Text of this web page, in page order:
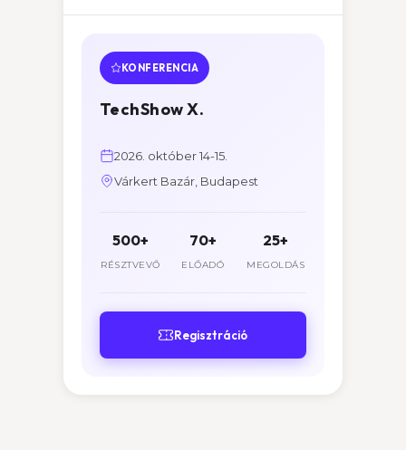
KONFERENCIA
TechShow X.
2026. október 14-15.
Várkert Bazár, Budapest
500+
RÉSZTVEVŐ
70+
ELŐADÓ
25+
MEGOLDÁS
Regisztráció